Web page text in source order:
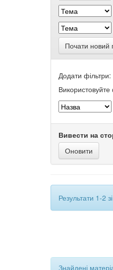
Почати новий
Додати фільтри:
Використовуйте
Вивести на
Результати 1-2
Знайдені